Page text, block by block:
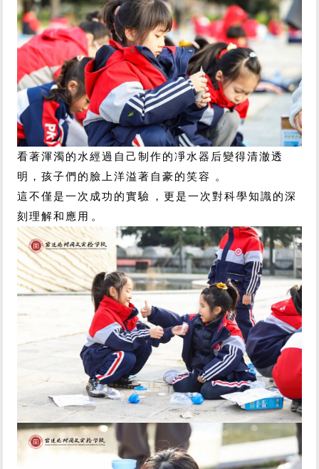
看著渾濁的水經過自己制作的凈水器后變得清澈透
明，孩子們的臉上洋溢著自豪的笑容。
這不僅是一次成功的實驗，更是一次對科學知識的深
刻理解和應用。